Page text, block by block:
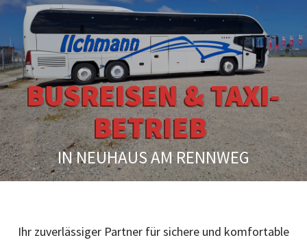
BUSREISEN &TAXI-
BETRIEB
IN NEUHAUS AM RENNWEG
Ihr zuverlässiger Partner für sichere und komfortable